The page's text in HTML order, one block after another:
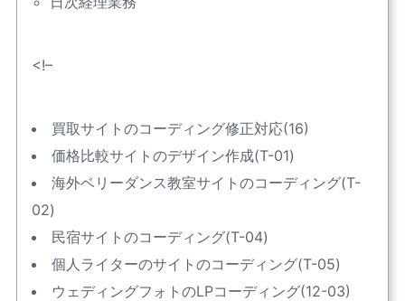
<!–
買取サイトのコーディング修正対応(16)
価格比較サイトのデザイン作成(T-01)
海外ベリーダンス教室サイトのコーディング(T-
02)
民宿サイトのコーディング(T-04)
個人ライターのサイトのコーディング(T-05)
ウェディングフォトのLPコーディング(12-03)